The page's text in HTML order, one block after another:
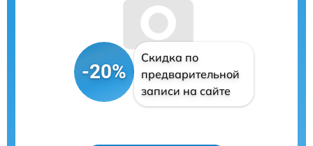
-20%
Скидка по
предварительной
записи на сайте